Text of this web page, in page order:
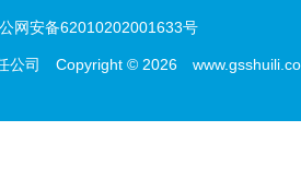
网安备62010202001633号
任公司 Copyright © 2026